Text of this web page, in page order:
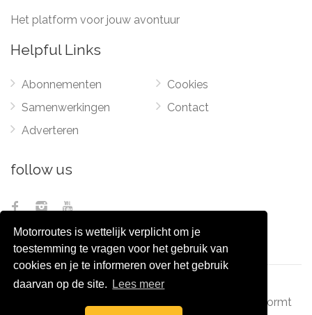
Motorroutes is wettelijk verplicht om je
toestemming te vragen voor het gebruik van
cookies en je te informeren over het gebruik
daarvan op de site.
Lees meer
Het platform voor jouw avontuur
Helpful Links
Abonnementen
Samenwerkingen
Adverteren
Cookies
Contact
follow us
vormt